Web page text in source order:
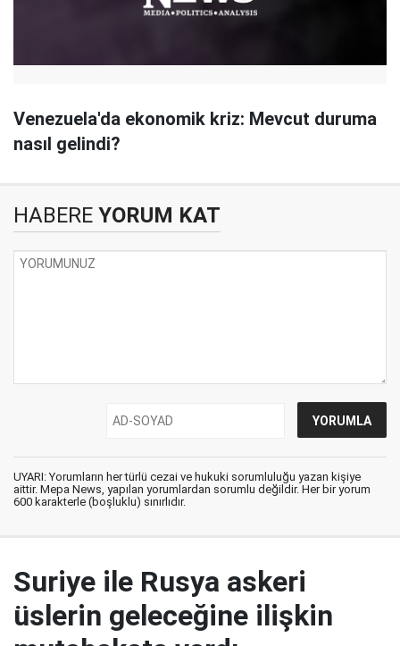
Venezuela'da ekonomik kriz: Mevcut duruma
nasıl gelindi?
HABERE YORUM KAT
UYARI: Yorumların her türlü cezai ve hukuki sorumluluğu yazan kişiye
aittir. Mepa News, yapılan yorumlardan sorumlu değildir. Her bir yorum
600 karakterle (boşluklu) sınırlıdır.
Suriye ile Rusya askeri
üslerin geleceğine ilişkin